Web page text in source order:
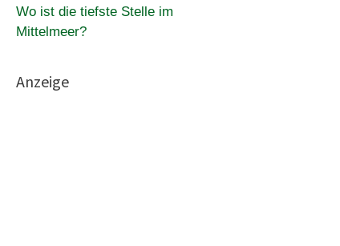
Wo ist die tiefste Stelle im
Mittelmeer?
Anzeige